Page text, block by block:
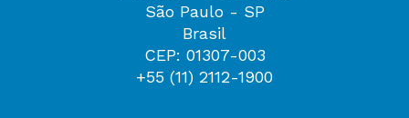
São Paulo - SP
Brasil
CEP: 01307-003
+55 (11) 2112-1900